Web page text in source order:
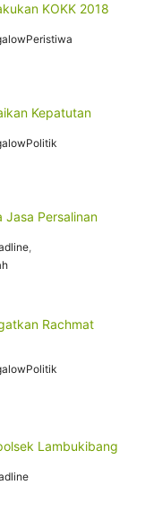
KOKK 2018
Kepatutan
Jasa Persalinan
,
Rachmat
Lambukibang